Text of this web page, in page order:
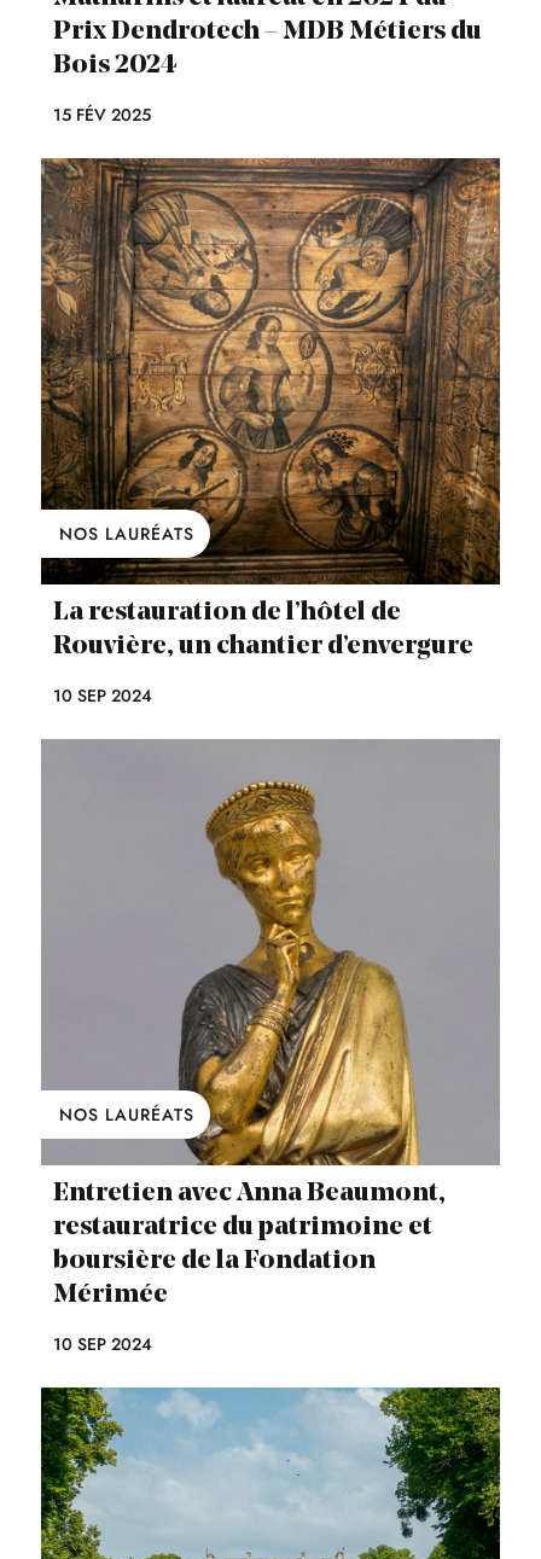
Prix Dendrotech – MDB Métiers du
Bois 2024
15 FÉV 2025
NOS LAURÉATS
La restauration de l’hôtel de
Rouvière, un chantier d’envergure
10 SEP 2024
NOS LAURÉATS
Entretien avec Anna Beaumont,
restauratrice du patrimoine et
boursière de la Fondation
Mérimée
10 SEP 2024